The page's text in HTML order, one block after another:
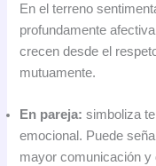
En el terreno
profundamente
crecen desde el
mutuamente.
En pareja: simboliza
emocional. Puede
mayor comunicación y